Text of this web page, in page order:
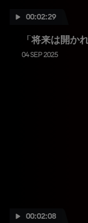
00:02:29
「将来は開か
04 SEP 2025
00:02:08